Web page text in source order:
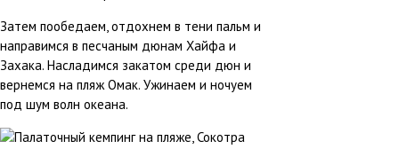
Затем пообедаем, отдохнем в тени пальм и
направимся в песчаным дюнам Хайфа и
Захака. Насладимся закатом среди дюн и
вернемся на пляж Омак. Ужинаем и ночуем
под шум волн океана.